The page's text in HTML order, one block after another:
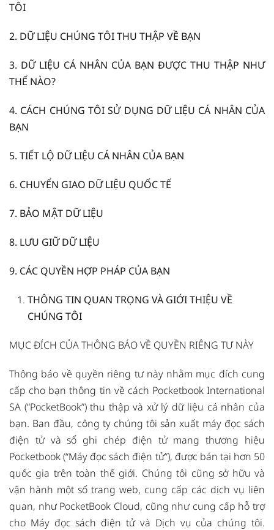
TÔI
2. DỮ LIỆU CHÚNG TÔI THU THẬP VỀ BẠN
3. DỮ LIỆU CÁ NHÂN CỦA BẠN ĐƯỢC THU THẬP NHƯ
THẾ NÀO?
4. CÁCH CHÚNG TÔI SỬ DỤNG DỮ LIỆU CÁ NHÂN CỦA
BẠN
5. TIẾT LỘ DỮ LIỆU CÁ NHÂN CỦA BẠN
6. CHUYỂN GIAO DỮ LIỆU QUỐC TẾ
7. BẢO MẬT DỮ LIỆU
8. LƯU GIỮ DỮ LIỆU
9. CÁC QUYỀN HỢP PHÁP CỦA BẠN
THÔNG TIN QUAN TRỌNG VÀ GIỚI THIỆU VỀ
CHÚNG TÔI
MỤC ĐÍCH CỦA THÔNG BÁO VỀ QUYỀN RIÊNG TƯ NÀY
Thông báo về quyền riêng tư này nhằm mục đích cung
cấp cho bạn thông tin về cách Pocketbook International
SA (“PocketBook”) thu thập và xử lý dữ liệu cá nhân của
bạn. Ban đầu, công ty chúng tôi sản xuất máy đọc sách
điện tử và sổ ghi chép điện tử mang thương hiệu
Pocketbook (“Máy đọc sách điện tử”), được bán tại hơn 50
quốc gia trên toàn thế giới. Chúng tôi cũng sở hữu và
vận hành một số trang web, cung cấp các dịch vụ liên
quan, như PocketBook Cloud, cũng như cung cấp hỗ trợ
cho Máy đọc sách điện tử và Dịch vụ của chúng tôi.